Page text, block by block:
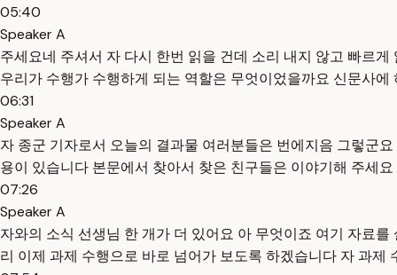
05:40
Speaker A
주세요네 주셔서 자 다시 한번 읽을 건데 소리 내지 않고 빠르
우리가 수행가 수행하게 되는 역할은 무엇이었을까요 신문사에
06:31
Speaker A
자 종군 기자로서 오늘의 결과물 여러분들은 번에지음 그렇군
용이 있습니다 본문에서 찾아서 찾은 친구들은 이야기해 주세
07:26
Speaker A
자와의 소식 선생님 한 개가 더 있어요 아 무엇이죠 여기 자료
리 이제 과제 수행으로 바로 넘어가 보도록 하겠습니다 자 과제